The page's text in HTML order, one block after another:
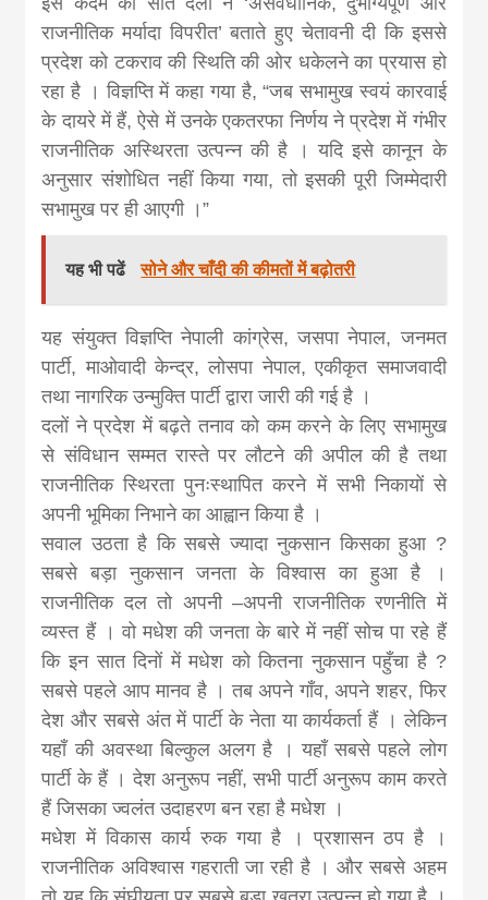
राजनीतिक मर्यादा विपरीत’ बताते हुए चेतावनी दी कि इससे
प्रदेश को टकराव की स्थिति की ओर धकेलने का प्रयास हो
रहा है । विज्ञप्ति में कहा गया है, “जब सभामुख स्वयं कारवाई
के दायरे में हैं, ऐसे में उनके एकतरफा निर्णय ने प्रदेश में गंभीर
राजनीतिक अस्थिरता उत्पन्न की है । यदि इसे कानून के
अनुसार संशोधित नहीं किया गया, तो इसकी पूरी जिम्मेदारी
सभामुख पर ही आएगी ।”
यह भी पढें सोने और चाँदी की कीमतों में बढ़ोतरी
यह संयुक्त विज्ञप्ति नेपाली कांग्रेस, जसपा नेपाल, जनमत
पार्टी, माओवादी केन्द्र, लोसपा नेपाल, एकीकृत समाजवादी
तथा नागरिक उन्मुक्ति पार्टी द्वारा जारी की गई है ।
दलों ने प्रदेश में बढ़ते तनाव को कम करने के लिए सभामुख
से संविधान सम्मत रास्ते पर लौटने की अपील की है तथा
राजनीतिक स्थिरता पुनःस्थापित करने में सभी निकायों से
अपनी भूमिका निभाने का आह्वान किया है ।
सवाल उठता है कि सबसे ज्यादा नुकसान किसका हुआ ?
सबसे बड़ा नुकसान जनता के विश्वास का हुआ है ।
राजनीतिक दल तो अपनी –अपनी राजनीतिक रणनीति में
व्यस्त हैं । वो मधेश की जनता के बारे में नहीं सोच पा रहे हैं
कि इन सात दिनों में मधेश को कितना नुकसान पहुँचा है ?
सबसे पहले आप मानव है । तब अपने गाँव, अपने शहर, फिर
देश और सबसे अंत में पार्टी के नेता या कार्यकर्ता हैं । लेकिन
यहाँ की अवस्था बिल्कुल अलग है । यहाँ सबसे पहले लोग
पार्टी के हैं । देश अनुरूप नहीं, सभी पार्टी अनुरूप काम करते
हैं जिसका ज्वलंत उदाहरण बन रहा है मधेश ।
मधेश में विकास कार्य रुक गया है । प्रशासन ठप है ।
राजनीतिक अविश्वास गहराती जा रही है । और सबसे अहम